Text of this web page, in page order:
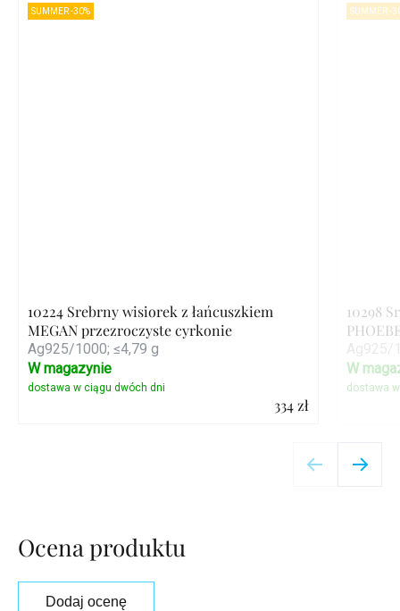
SUMMER -30%
10224 Srebrny wisiorek z łańcuszkiem
MEGAN przezroczyste cyrkonie
Ag925/1000; ≤4,79 g
334 zł
W magazynie
SUMMER -
10298
W
Ocena produktu
Dodaj ocenę